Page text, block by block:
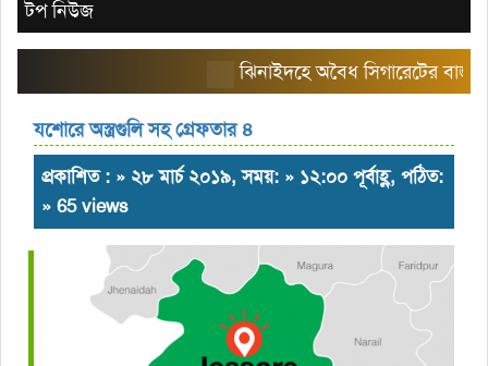
টপ নিউজ
ঝিনাইদহে অবৈধ সিগারেটের বাজার
যশোরে অস্ত্রগুলি সহ গ্রেফতার ৪
প্রকাশিত : » ২৮ মার্চ ২০১৯, সময়: » ১২:০০ পূর্বাহ্ণ, পঠিত:
» 65 views